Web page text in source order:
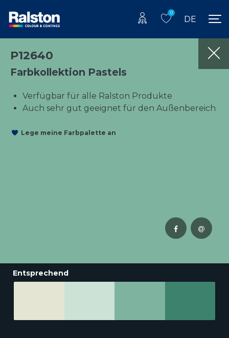
0
DE
P12640
Farbkollektion Pastels
Verfügbar für alle Ralston Produkte
Auch sehr gut geeignet für den Außenbereich
Lege meine Farbpalette an
Entsprechend